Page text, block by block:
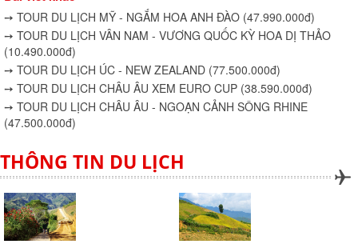
➙ TOUR DU LỊCH MỸ - NGẮM HOA ANH ĐÀO (47.990.000đ)
➙ TOUR DU LỊCH VÂN NAM - VƯƠNG QUỐC KỲ HOA DỊ THẢO
(10.490.000đ)
➙ TOUR DU LỊCH ÚC - NEW ZEALAND (77.500.000đ)
➙ TOUR DU LỊCH CHÂU ÂU XEM EURO CUP (38.590.000đ)
➙ TOUR DU LỊCH CHÂU ÂU - NGOẠN CẢNH SÔNG RHINE
(47.500.000đ)
THÔNG TIN DU LỊCH